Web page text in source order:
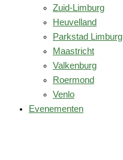
Zuid-Limburg
Heuvelland
Parkstad Limburg
Maastricht
Valkenburg
Roermond
Venlo
Evenementen